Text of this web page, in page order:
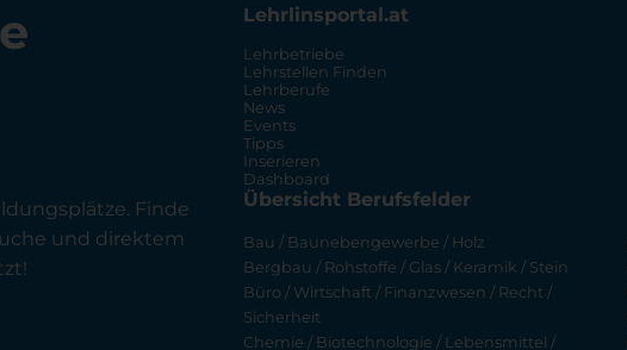
Finde
und direktem
Lehrlinsportal.at
Lehrbetriebe
Lehrstellen Finden
Lehrberufe
News
Events
Tipps
Inserieren
Dashboard
Übersicht Berufsfelder
Bau / Baunebengewerbe / Holz
Bergbau / Rohstoffe / Glas / Keramik / Stein
Büro / Wirtschaft / Finanzwesen / Recht /
Sicherheit
Chemie / Biotechnologie / Lebensmittel /